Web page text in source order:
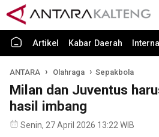
Artikel Kabar Daerah
ANTARA Olahraga Sepakbola
Milan dan Juventus
hasil imbang
Senin, 27 April 2026 13:22 WIB